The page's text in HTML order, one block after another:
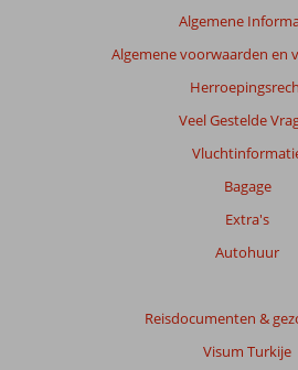
Algemene
Algemene voorwaarden en
Veel Gestelde
Bagage
Extra's
Autohuur
Reisdocumenten &
Visum Turkije